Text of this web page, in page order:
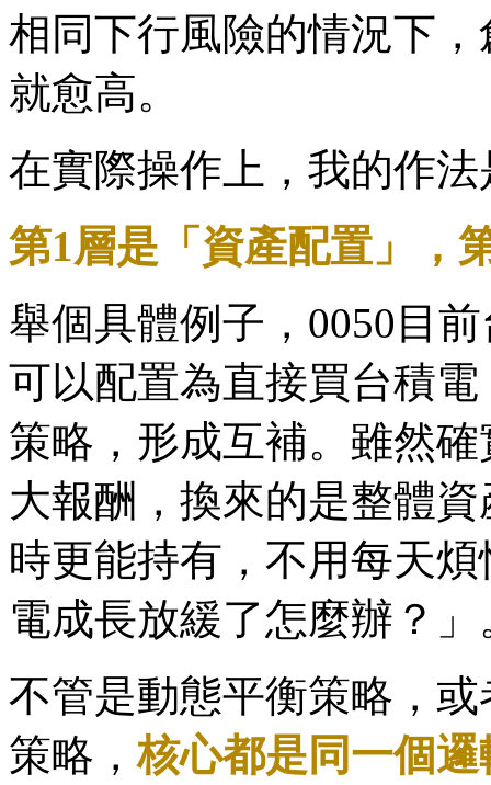
相同下行風險的情況下
就愈高。
在實際操作上，我的作
第1層是「資產配置」，
舉個具體例子，0050目
可以配置為直接買台積
策略，形成互補。雖然
大報酬，換來的是整體
時更能持有，不用每天
電成長放緩了怎麼辦？」
不管是動態平衡策略，
策略，核心都是同一個